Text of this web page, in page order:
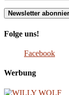
Folge uns!
Facebook
Werbung